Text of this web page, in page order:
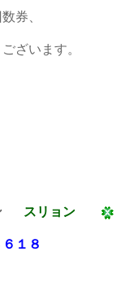
券、
ざいます。
スリョン
１８